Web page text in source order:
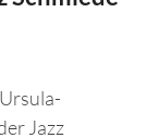
Jazz